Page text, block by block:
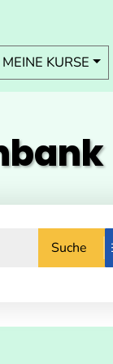
KURSE
Suche